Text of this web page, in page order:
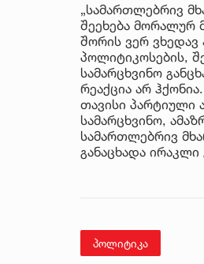
„სამართლებრივ
შეეხება მორალურ
შორის ვერ ვხედავ
პოლიტიკოსების,
სამარცხვინო
რეაქცია არ
თავისი პარტიული
სამარცხვინო,
სამართლებრივ
განაცხადა ირაკლი
პოლიტიკა